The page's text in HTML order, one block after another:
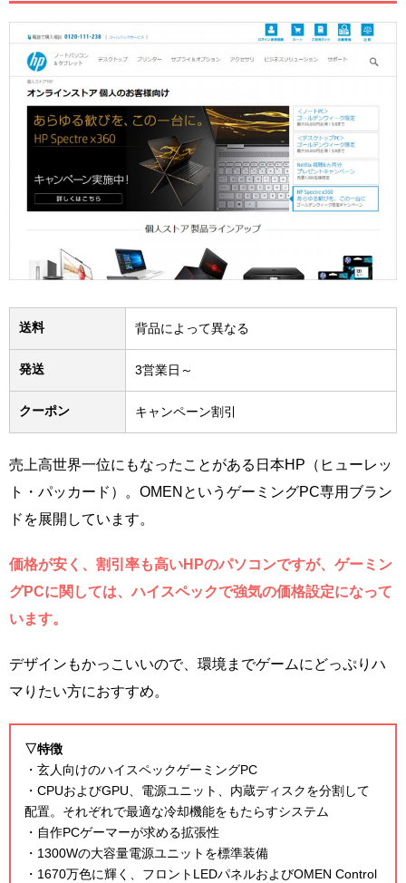
送料 背品によって異なる
発送 3営業日～
クーポン キャンペーン割引
売上高世界一位にもなったことがある日本HP（ヒューレッ
ト・パッカード）。OMENというゲーミングPC専用ブラン
ドを展開しています。
価格が安く、割引率も高いHPのパソコンですが、ゲーミン
グPCに関しては、ハイスペックで強気の価格設定になって
います。
デザインもかっこいいので、環境までゲームにどっぷりハ
マりたい方におすすめ。
▽特徴
・玄人向けのハイスペックゲーミングPC
・CPUおよびGPU、電源ユニット、内蔵ディスクを分割して
配置。それぞれで最適な冷却機能をもたらすシステム
・自作PCゲーマーが求める拡張性
・1300Wの大容量電源ユニットを標準装備
・1670万色に輝く、フロントLEDパネルおよびOMEN Control